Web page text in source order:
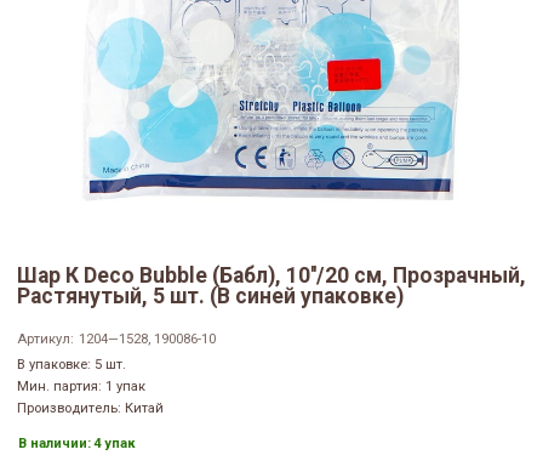
Шар К Deco Bubble (Бабл), 10''/20 см, Прозрачный,
Растянутый, 5 шт. (В синей упаковке)
Артикул: 1204—1528, 190086-10
В упаковке: 5 шт.
Мин. партия: 1 упак
Производитель: Китай
В наличии:4 упак